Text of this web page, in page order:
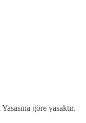
göre yasaktır.